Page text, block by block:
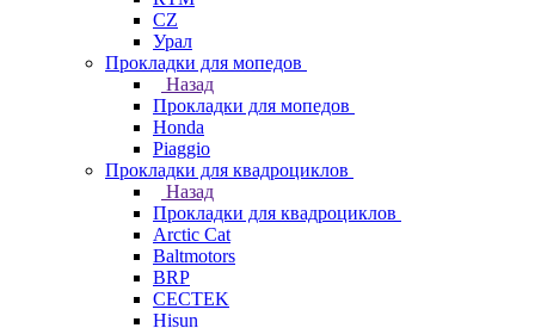
СZ
Урал
Прокладки для мопедов
Назад
Прокладки для мопедов
Honda
Piaggio
Прокладки для квадроциклов
Назад
Прокладки для квадроциклов
Arctic Cat
Baltmotors
BRP
CECTEK
Hisun